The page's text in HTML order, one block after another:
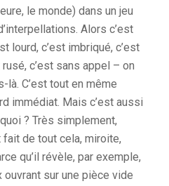
le monde) dans un jeu
Alors c’est
lourd, c’est imbriqué, c’est
c’est sans appel – on
C’est tout en même
immédiat. Mais c’est aussi
? Très simplement,
de tout cela, miroite,
qu’il révèle, par exemple,
ouvrant sur une pièce vide